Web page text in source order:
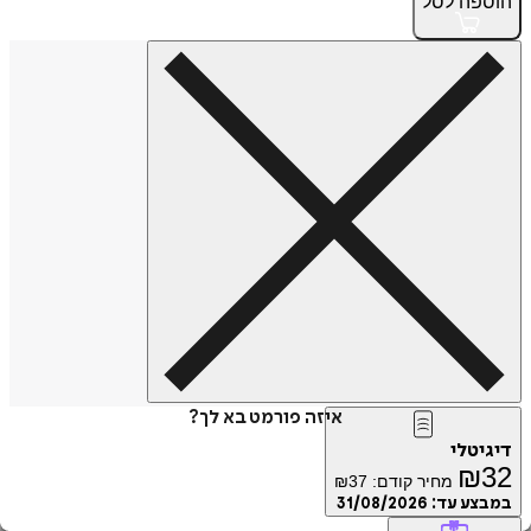
איזה פורמט בא לך?
₪ מחיר קודם: ₪37
עד:31/08/2026